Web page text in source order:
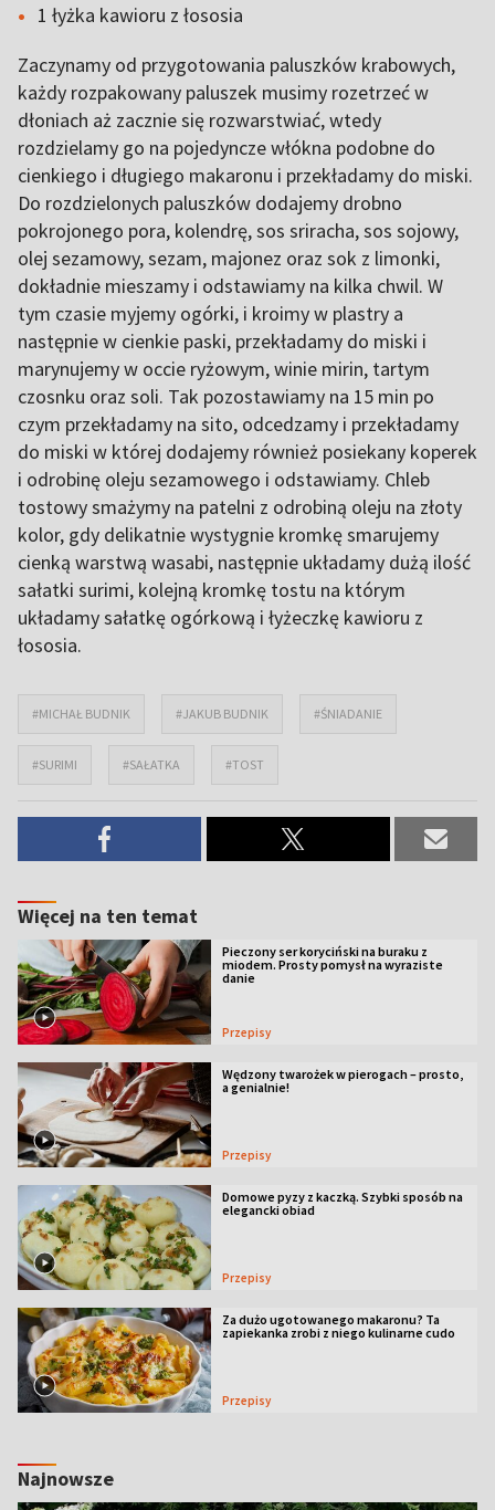
1 łyżka kawioru z łososia
Zaczynamy od przygotowania paluszków krabowych,
każdy rozpakowany paluszek musimy rozetrzeć w
dłoniach aż zacznie się rozwarstwiać, wtedy
rozdzielamy go na pojedyncze włókna podobne do
cienkiego i długiego makaronu i przekładamy do miski.
Do rozdzielonych paluszków dodajemy drobno
pokrojonego pora, kolendrę, sos sriracha, sos sojowy,
olej sezamowy, sezam, majonez oraz sok z limonki,
dokładnie mieszamy i odstawiamy na kilka chwil. W
tym czasie myjemy ogórki, i kroimy w plastry a
następnie w cienkie paski, przekładamy do miski i
marynujemy w occie ryżowym, winie mirin, tartym
czosnku oraz soli. Tak pozostawiamy na 15 min po
czym przekładamy na sito, odcedzamy i przekładamy
do miski w której dodajemy również posiekany koperek
i odrobinę oleju sezamowego i odstawiamy. Chleb
tostowy smażymy na patelni z odrobiną oleju na złoty
kolor, gdy delikatnie wystygnie kromkę smarujemy
cienką warstwą wasabi, następnie układamy dużą ilość
sałatki surimi, kolejną kromkę tostu na którym
układamy sałatkę ogórkową i łyżeczkę kawioru z
łososia.
#MICHAŁ BUDNIK #JAKUB BUDNIK #ŚNIADANIE
#SURIMI #SAŁATKA #TOST
Więcej na ten temat
Pieczony ser koryciński na buraku z
miodem. Prosty pomysł na wyraziste
danie
Przepisy
Wędzony twarożek w pierogach – prosto,
a genialnie!
Przepisy
Domowe pyzy z kaczką. Szybki sposób na
elegancki obiad
Przepisy
Za dużo ugotowanego makaronu? Ta
zapiekanka zrobi z niego kulinarne cudo
Przepisy
Najnowsze